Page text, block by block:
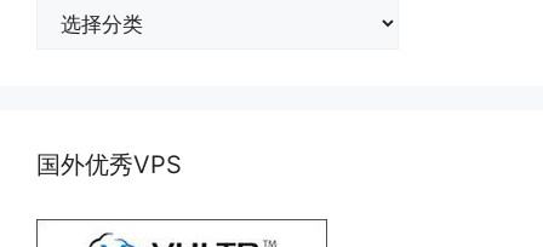
国外优秀VPS